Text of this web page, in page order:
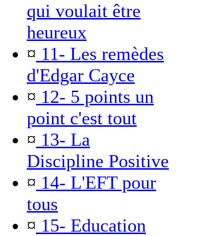
qui voulait être
heureux
¤ 11- Les remèdes
d'Edgar Cayce
¤ 12- 5 points un
point c'est tout
¤ 13- La
Discipline Positive
¤ 14- L'EFT pour
tous
¤ 15- Education